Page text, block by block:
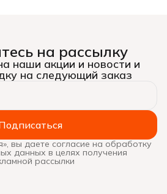
на рассылку
наши акции и новости и
на следующий заказ
вы даете согласие на обработку
данных в целях получения
рассылки